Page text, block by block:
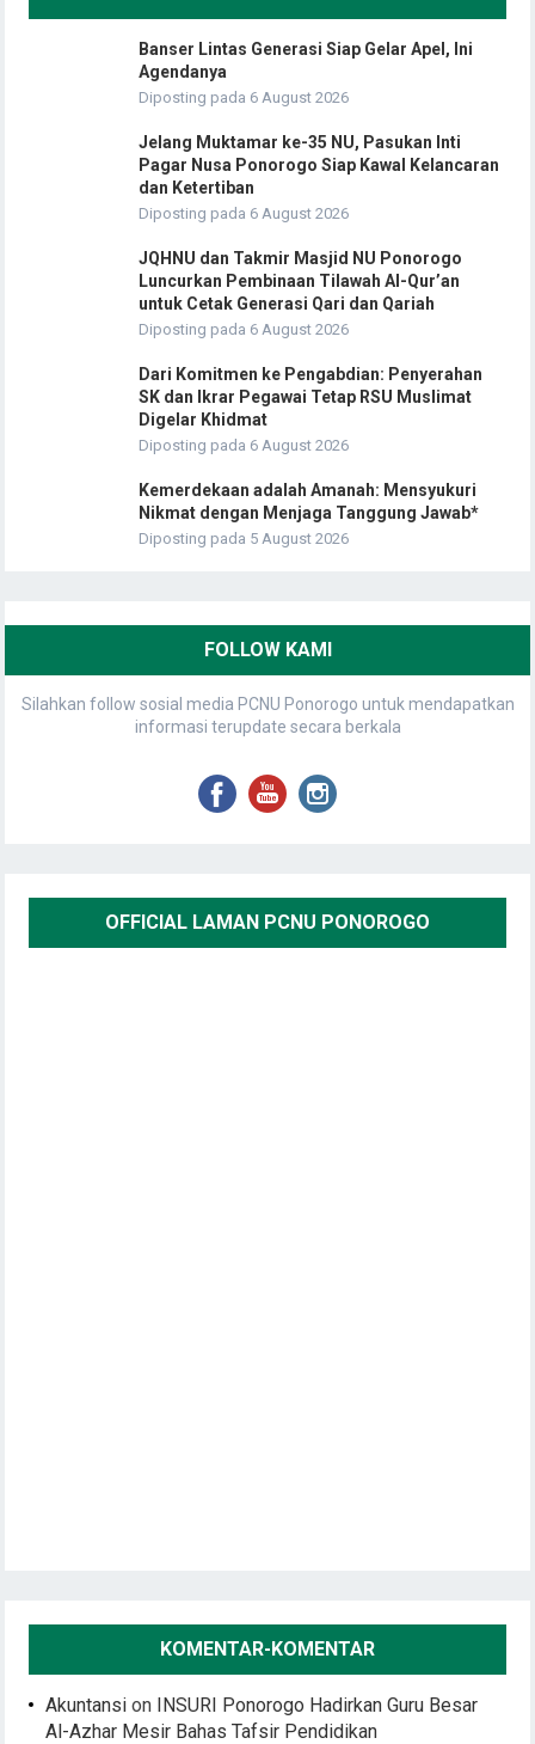
Banser Lintas Generasi Siap Gelar Apel, Ini
Agendanya
Diposting pada 6 August 2026
Jelang Muktamar ke-35 NU, Pasukan Inti
Pagar Nusa Ponorogo Siap Kawal Kelancaran
dan Ketertiban
Diposting pada 6 August 2026
JQHNU dan Takmir Masjid NU Ponorogo
Luncurkan Pembinaan Tilawah Al-Qur’an
untuk Cetak Generasi Qari dan Qariah
Diposting pada 6 August 2026
Dari Komitmen ke Pengabdian: Penyerahan
SK dan Ikrar Pegawai Tetap RSU Muslimat
Digelar Khidmat
Diposting pada 6 August 2026
Kemerdekaan adalah Amanah: Mensyukuri
Nikmat dengan Menjaga Tanggung Jawab*
Diposting pada 5 August 2026
FOLLOW KAMI
Silahkan follow sosial media PCNU Ponorogo untuk mendapatkan
informasi terupdate secara berkala
OFFICIAL LAMAN PCNU PONOROGO
KOMENTAR-KOMENTAR
Akuntansi on INSURI Ponorogo Hadirkan Guru Besar
Al-Azhar Mesir Bahas Tafsir Pendidikan